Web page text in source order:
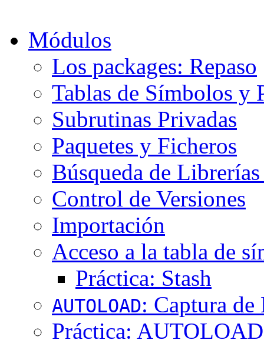
Módulos
Los packages: Repaso
Tablas de Símbolos y
Subrutinas Privadas
Paquetes y Ficheros
Búsqueda de
Control de Versiones
Importación
Acceso a la tabla de
Práctica: Stash
AUTOLOAD: Captura de
Práctica: AUTOLOAD